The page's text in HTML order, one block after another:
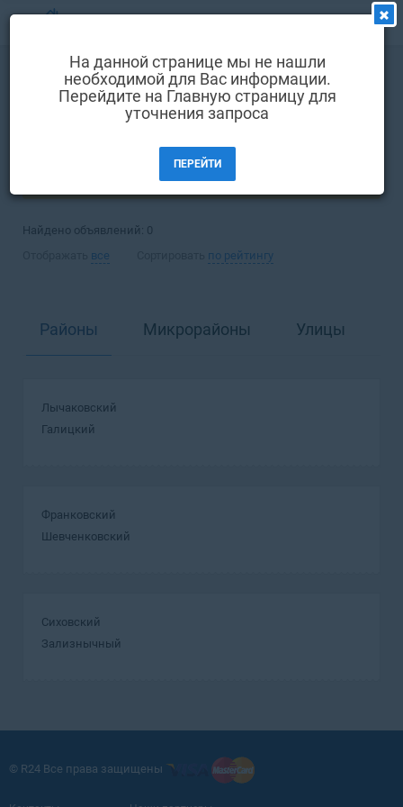
Выбрать язык
Вход и регистрация
Комментарии к объявления
Как добавить объявление
Покупка Квартира
ФИЛЬТРЫ (1)
Найдено объявлений: 0
все по рейтингу
Районы Микрорайоны Улицы
Лычаковский
Галицкий
Франковский
Шевченковский
Сиховский
Зализнычный
© R24 Все права защищены
На данной странице мы не нашли
необходимой для Вас информации.
Перейдите на Главную страницу для
уточнения запроса
ПЕРЕЙТИ